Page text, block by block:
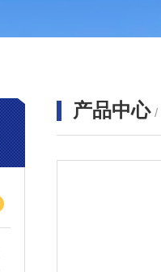
产品中心 /